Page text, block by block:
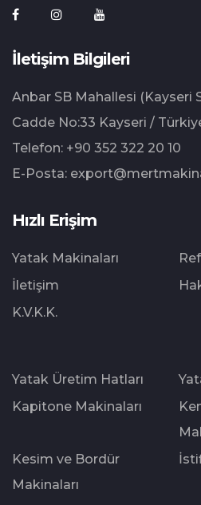
İletişim Bilgileri
Anbar SB Mahallesi (Kayseri
⁠Cadde No:33 Kayseri /
Telefon: +90 352 322 20 10
E-Posta:
Hızlı Erişim
Yatak Makinaları
İletişim
K.V.K.K.
Yatak Üretim Hatları
Kapitone Makinaları
Kesim ve Bordür
Makinaları